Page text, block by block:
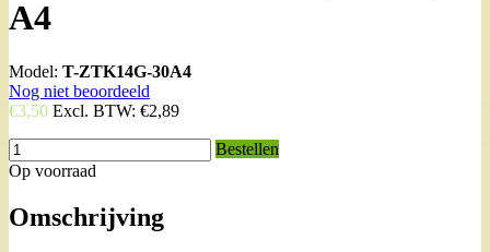
A4
Model: T-ZTK14G-30A4
Nog niet beoordeeld
€3,50 Excl. BTW: €2,89
Bestellen
Op voorraad
Omschrijving